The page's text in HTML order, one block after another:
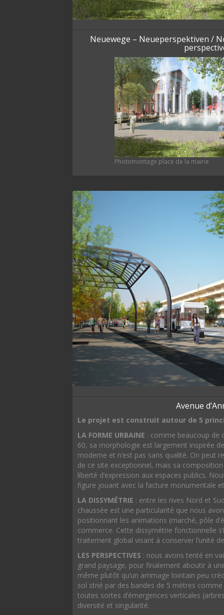
Neuewege – Neueperspektiven /
Photomontage place de la mairie
Avenue
Le projet est construit autour de 5
LA FORME URBAINE : comme beaucoup de
60, sa morphologie est largement inspirée
moderne et n’est pas sans qualité. On peut
de ce site exceptionnel, mais sa
liberté d’expression aux espaces publics.
figure jouant avec la facture monumentale
LA DISSYMÉTRIE : entre les rives Nord et
chaussée est une particularité que nous
positionnant les animations (marché, pôle
commerce. Cette dissymétrie fonctionnelle
traitement global visant à conserver l’unité de
LES PERSPECTIVES : nous avons tenté en
grand paysage, pour finalement aboutir à
même plutôt qu’un arrimage lointain peu
sol strié par des bandes de 5 mètres
toutes sortes d’émergences verticales
diversité et singularité.